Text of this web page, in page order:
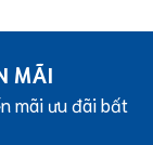
MÃI
mãi ưu đãi bất